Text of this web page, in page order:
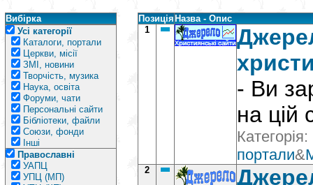
Вибірка
Усі категорії
Каталоги, портали
Церкви, місії
ЗМІ, новини
Творчість, музика
Наука, освіта
Форуми, чати
Персональні сайти
Бібліотеки, файли
Союзи, фонди
Інші
Православні
УАПЦ
УПЦ (МП)
Позиція Назва - Опис
1
- Ви
на цій
Категорія:
портали&
2